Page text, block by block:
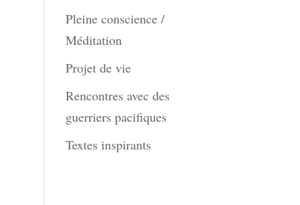
Pleine conscience /
Méditation
Projet de vie
Rencontres avec des
guerriers pacifiques
Textes inspirants